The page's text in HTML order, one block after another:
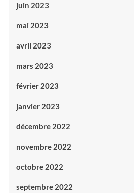
juin 2023
mai 2023
avril 2023
mars 2023
février 2023
janvier 2023
décembre 2022
novembre 2022
octobre 2022
septembre 2022